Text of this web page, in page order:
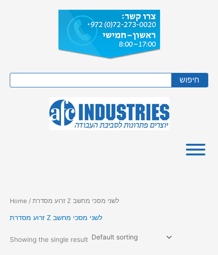
חיפוש
Home / זרוע מסדרת Z לשני מסכי מחשב
זרוע מסדרת Z לשני מסכי מחשב
Showing the single result